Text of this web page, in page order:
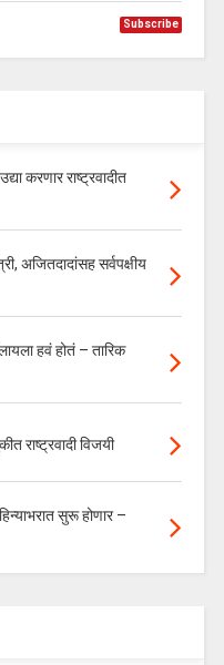
Subscribe
करणार राष्ट्रवादीत
अजितदादांसह सर्वपक्षीय
हवं होतं – तारिक
राष्ट्रवादी विजयी
सुरू होणार –